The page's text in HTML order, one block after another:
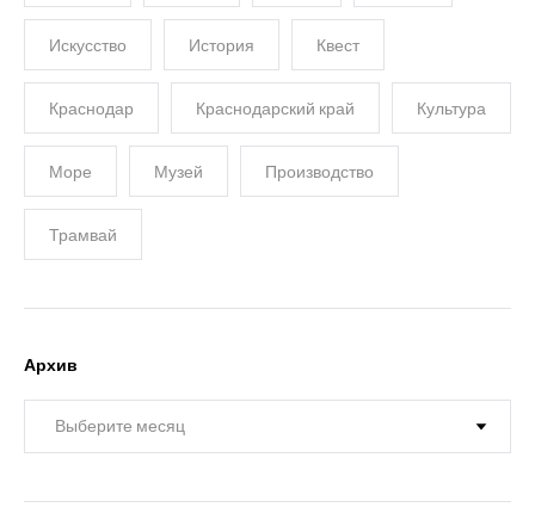
Искусство История Квест
Краснодар Краснодарский край Культура
Море Музей Производство
Трамвай
Архив